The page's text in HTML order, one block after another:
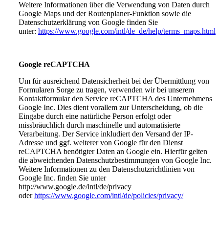
Weitere Informationen über die Verwendung von Daten durch
Google Maps und der Routenplaner-Funktion sowie die
Datenschutzerklärung von Google finden Sie
unter: https://www.google.com/intl/de_de/help/terms_maps.html
Google reCAPTCHA
Um für ausreichend Datensicherheit bei der Übermittlung von
Formularen Sorge zu tragen, verwenden wir bei unserem
Kontaktformular den Service reCAPTCHA des Unternehmens
Google Inc. Dies dient vorallem zur Unterscheidung, ob die
Eingabe durch eine natürliche Person erfolgt oder
missbräuchlich durch maschinelle und automatisierte
Verarbeitung. Der Service inkludiert den Versand der IP-
Adresse und ggf. weiterer von Google für den Dienst
reCAPTCHA benötigter Daten an Google ein. Hierfür gelten
die abweichenden Datenschutzbestimmungen von Google Inc.
Weitere Informationen zu den Datenschutzrichtlinien von
Google Inc. finden Sie unter
http://www.google.de/intl/de/privacy
oderhttps://www.google.com/intl/de/policies/privacy/